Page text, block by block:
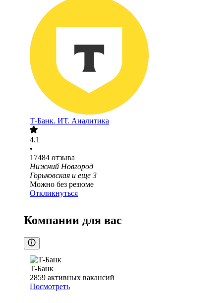
Т-Банк. ИТ. Аналитика
4.1
•
17484 отзыва
Нижний Новгород
Горьковская и еще 3
Можно без резюме
Откликнуться
Компании для вас
Т-Банк
2859 активных вакансий
Посмотреть